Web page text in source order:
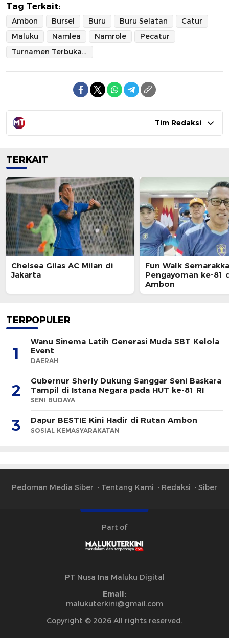
Tag Terkait:
Ambon Bursel Buru Buru Selatan
Catur
Maluku
Namlea Namrole
Pecatur
Turnamen Terbuka Piala Kapolres Buru
Tim Redaksi
TERKAIT
Chelsea Gilas AC Milan di
Jakarta
Fun Walk
Pengayoman ke-81
Ambon
TERPOPULER
1
Wanu Sinema Latih Generasi Muda SBT Kelola
Event
DAERAH
2
Gubernur Sherly Dukung Sanggar Seni Baskara
Tampil di Istana Negara pada HUT ke-81 RI
SENI BUDAYA
3 Dapur BESTIE Kini Hadir di Rutan Ambon
SOSIAL KEMASYARAKATAN
Pedoman Media Siber Tentang Kami Redaksi Siber
Part of
PT Nusa Ina Maluku Digital
Email:
malukuterkini@gmail.com
Copyright © 2026 All rights reserved.